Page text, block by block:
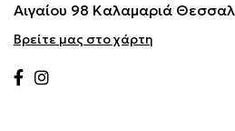
Αιγαίου 98 Καλαμαριά
Βρείτε μας στο χάρτη